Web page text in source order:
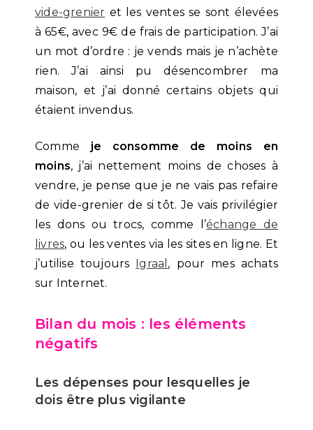
vide-grenier et les ventes se sont élevées
à 65€, avec 9€ de frais de participation. J’ai
un mot d’ordre : je vends mais je n’achète
rien. J’ai ainsi pu désencombrer ma
maison, et j’ai donné certains objets qui
étaient invendus.
Comme je consomme de moins en
moins, j’ai nettement moins de choses à
vendre, je pense que je ne vais pas refaire
de vide-grenier de si tôt. Je vais privilégier
les dons ou trocs, comme l’échange de
livres, ou les ventes via les sites en ligne. Et
j’utilise toujours Igraal , pour mes achats
sur Internet.
Bilan du mois : les éléments
négatifs
Les dépenses pour lesquelles je
dois être plus vigilante